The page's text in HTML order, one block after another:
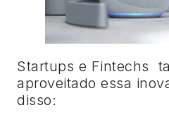
Startups e Fintechs
aproveitado essa
disso: